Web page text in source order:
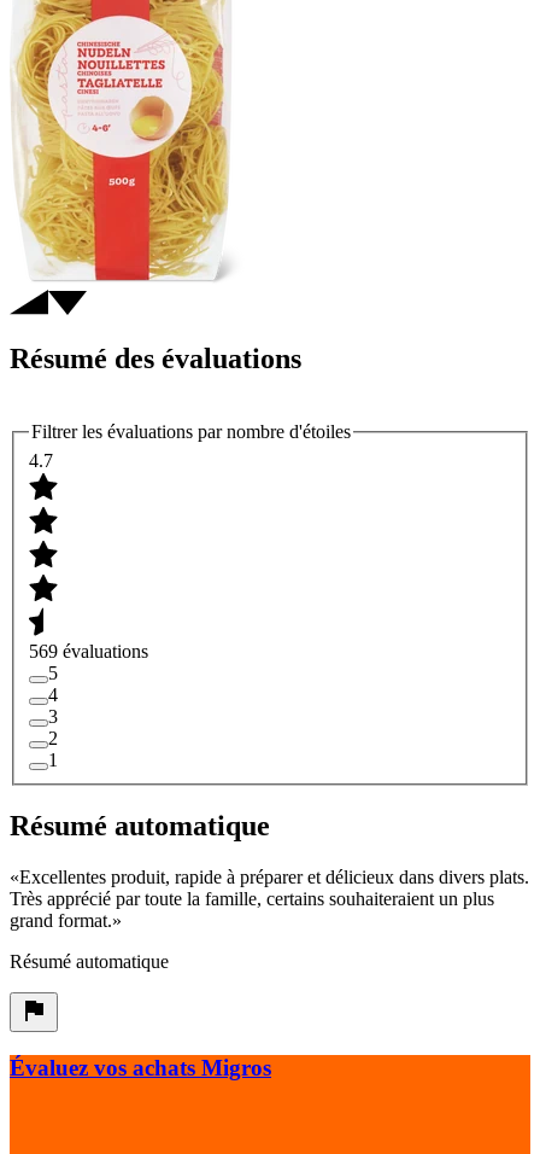
Résumé des évaluations
Filtrer les évaluations par nombre d'étoiles
4.7
569 évaluations
5
4
3
2
1
Résumé automatique
«Excellentes produit, rapide à préparer et délicieux dans divers plats.
Très apprécié par toute la famille, certains souhaiteraient un plus
grand format.»
Résumé automatique
Évaluez vos achats Migros